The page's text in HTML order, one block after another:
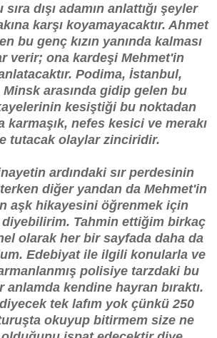
sıra dışı adamın anlattığı şeyler
karşı koyamayacaktır. Ahmet
bu genç kızın yanında kalması
verir; ona kardeşi Mehmet'in
Podima, İstanbul,
arasında gidip gelen bu
kesiştiği bu noktadan
karmaşık, nefes kesici ve merakı
tutacak olaylar zinciridir.
ardındaki sır perdesinin
diğer yandan da Mehmet'in
aşk hikayesini öğrenmek için
diyebilirim. Tahmin ettiğim birkaç
olarak her bir sayfada daha da
Edebiyat ile ilgili konularla ve
polisiye tarzdaki bu
anlamda kendine hayran bıraktı.
tek lafım yok çünkü 250
okuyup bitirmem size ne